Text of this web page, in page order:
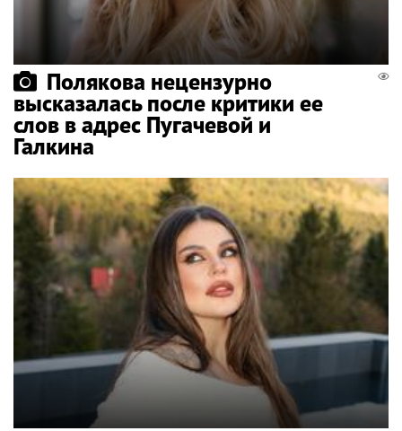
Полякова нецензурно
высказалась после критики ее
слов в адрес Пугачевой и
Галкина